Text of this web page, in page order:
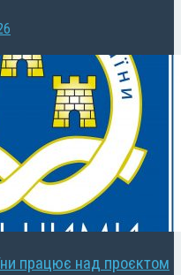
працює над проєктом